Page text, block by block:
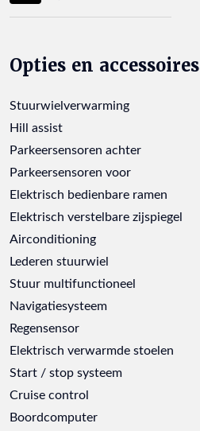
Opties en accessoires
Stuurwielverwarming
Hill assist
Parkeersensoren achter
Parkeersensoren voor
Elektrisch bedienbare ramen
Elektrisch verstelbare zijspiegel
Airconditioning
Lederen stuurwiel
Stuur multifunctioneel
Navigatiesysteem
Regensensor
Elektrisch verwarmde stoelen
Start / stop systeem
Cruise control
Boordcomputer